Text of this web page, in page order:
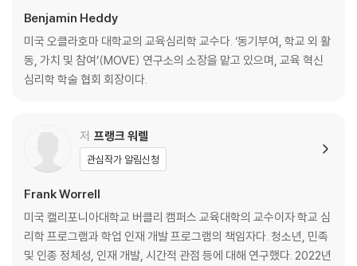
ccess, that competition increases motivation for everyone, a
nd that rewards are the best way to enhance motivation—an
d replace those myths with accurate knowledge that will help
them take positive steps toward their goals.
motivation in a variety of contexts including school, work, heal
th, and parenting.
Benjamin Heddy
미국 오클라호마 대학교의 교육심리학 교수다. ‘동기부여, 학교 외 활
동, 가치 및 참여’(MOVE) 연구소의 소장을 맡고 있으며, 교육 혁신
심리학 학술 협회 회장이다.
저 프랭크 워렐
관심작가 알림신청
Frank Worrell
미국 캘리포니아대학교 버클리 캠퍼스 교육대학의 교수이자 학교 심
리학 프로그램과 학업 인재 개발 프로그램의 책임자다. 청소년, 민족
및 인종 정체성, 인재 개발, 시간적 관점 등에 대해 연구했다. 2022년